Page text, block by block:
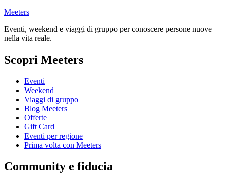
Meeters
Eventi, weekend e viaggi di gruppo per conoscere persone nuove
nella vita reale.
Scopri Meeters
Eventi
Weekend
Viaggi di gruppo
Blog Meeters
Offerte
Gift Card
Eventi per regione
Prima volta con Meeters
Community e fiducia